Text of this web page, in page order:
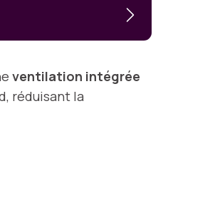
ventilation intégrée
réduisant la